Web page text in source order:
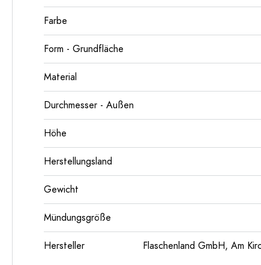
Farbe
Form - Grundfläche
Material
Durchmesser - Außen
Höhe
Herstellungsland
Gewicht
Mündungsgröße
Hersteller
Flaschenland GmbH, Am